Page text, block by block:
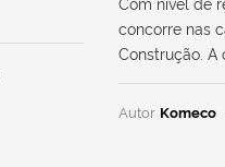
concorre nas
Construção. A
Autor Komeco